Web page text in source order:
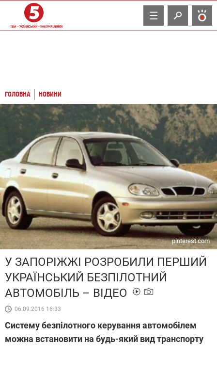
TV
ГОЛОВНА НОВИНИ
pinterest.com
У ЗАПОРІЖЖІ РОЗРОБИЛИ ПЕРШИЙ
УКРАЇНСЬКИЙ БЕЗПІЛОТНИЙ
АВТОМОБІЛЬ – ВІДЕО
06.09.2016 16:33
Систему безпілотного керування автомобілем
можна встановити на будь-який вид транспорту